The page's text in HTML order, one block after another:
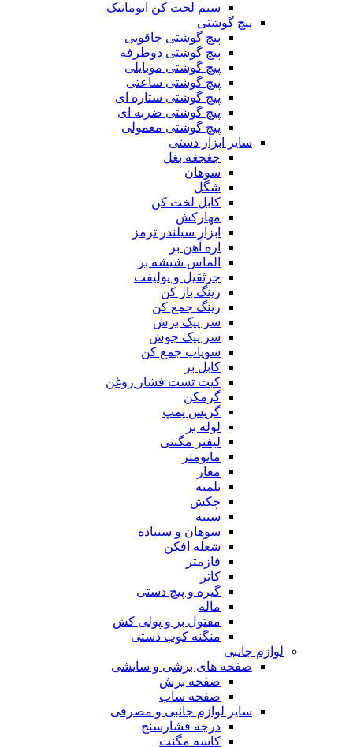
سیم لخت کن اتوماتیک
پیچ گوشتی
پیچ گوشتی چاقویی
پیچ گوشتی دوطرفه
پیچ گوشتی موبایلی
پیچ گوشتی ساعتی
پیچ گوشتی ستاره ای
پیچ گوشتی ضربه ای
پیچ گوشتی معمولی
سایر ابزار دستی
جغجغه بغل
سوهان
شگل
کابل لخت کن
مهارکش
ابزار سیلندر ترمز
اره آهن بر
الماس شیشه بر
جرثقیل و پولیفت
رینگ باز کن
رینگ جمع کن
سر پیک برش
سر پیک جوش
سوپاپ جمع کن
کابل بر
کیت تست فشار روغن
گرمکن
گریس پمپ
لوله بر
لیفتر مگنتی
مانومتر
مغار
تلمبه
چکش
سنبه
سوهان و سنباده
شعله افکن
فازمتر
کاتر
گیره و پیچ دستی
ماله
مفتول بر و پولی کش
منگنه کوب دستی
لوازم جانبی
صفحه های برشی و سایشی
صفحه برش
صفحه ساب
سایر لوازم جانبی و مصرفی
درجه فشارسنج
کاسه مگنت